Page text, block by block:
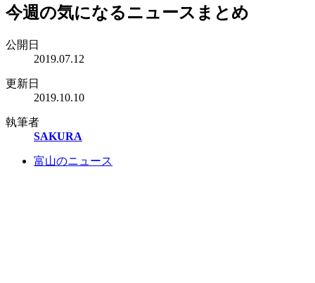
今週の気になるニュースまとめ
公開日
2019.07.12
更新日
2019.10.10
執筆者
SAKURA
富山のニュース